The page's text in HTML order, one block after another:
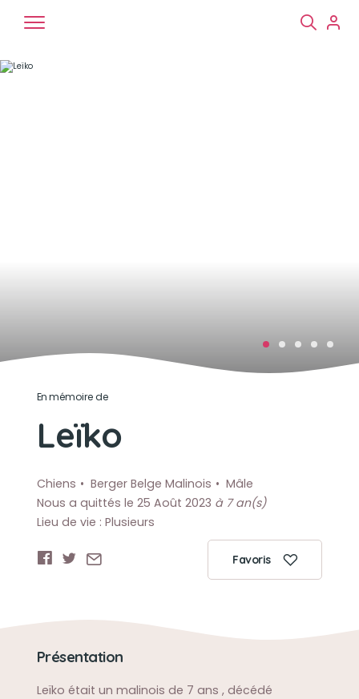
En mémoire de
Leïko
Chiens Berger Belge Malinois
Mâle
Nous a quittés le 25 Août 2023 à 7 an(s)
Lieu de vie : Plusieurs
Favoris
Présentation
Leïko était un malinois de 7 ans , décédé